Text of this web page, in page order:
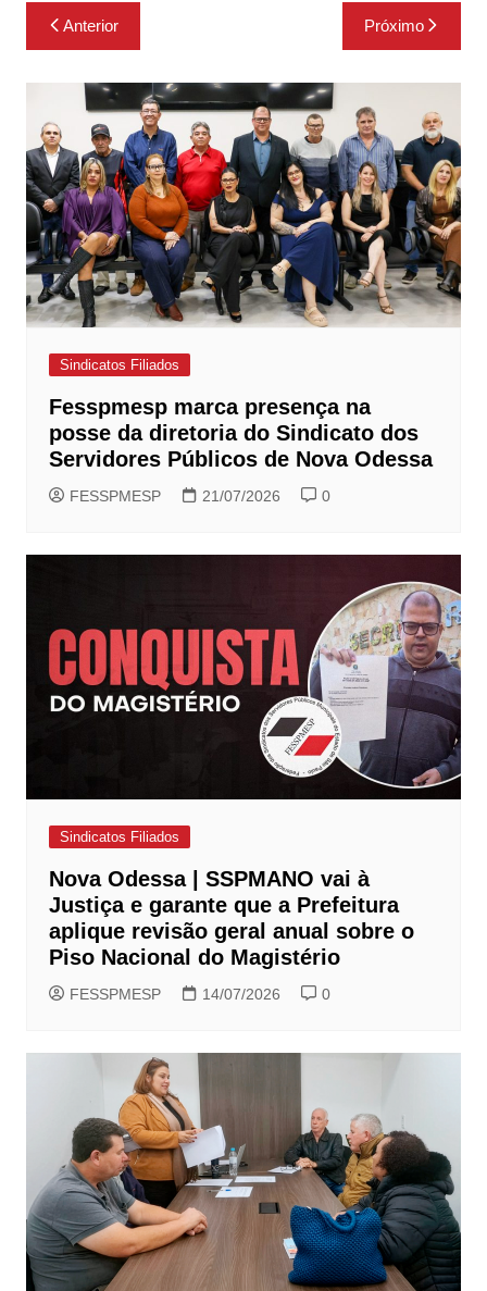
Navegação
de
Post
Anterior Próximo
Sindicatos Filiados
Fesspmesp marca presença na
posse da diretoria do Sindicato dos
Servidores Públicos de Nova Odessa
FESSPMESP 21/07/2026 0
Sindicatos Filiados
Nova Odessa | SSPMANO vai à
Justiça e garante que a Prefeitura
aplique revisão geral anual sobre o
Piso Nacional do Magistério
FESSPMESP 14/07/2026 0